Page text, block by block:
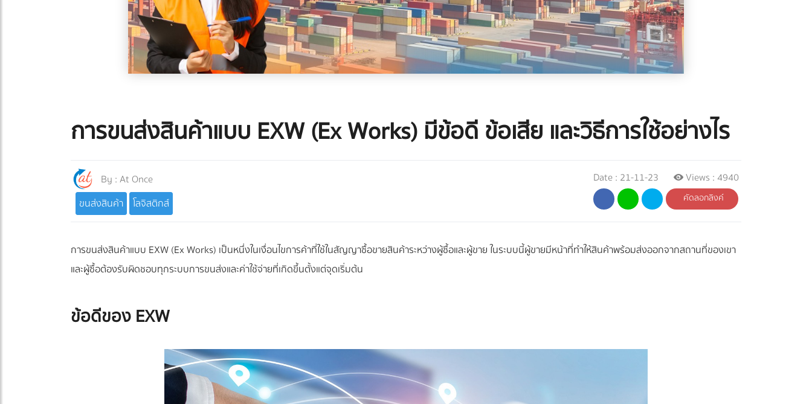
การขนส่งสินค้าแบบ EXW (Ex Works) มีข้อดี ข้อเสีย และวิธีการใช้อย่างไร
By :At Once
ขนส่งสินค้า
โลจิสติกส์
Date : 21-11-23 Views : 4940
คัดลอกลิงค์
การขนส่งสินค้าแบบ EXW (Ex Works) เป็นหนึ่งในเงื่อนไขการค้าที่ใช้ในสัญญาซื้อขายสินค้าระหว่างผู้ซื้อและผู้ขาย ในระบบนี้ผู้ขายมีหน้าที่ทำให้สินค้าพร้อมส่งออกจากสถานที่ของเขา
และผู้ซื้อต้องรับผิดชอบทุกระบบการขนส่งและค่าใช้จ่ายที่เกิดขึ้นตั้งแต่จุดเริ่มต้น
ข้อดีของ EXW